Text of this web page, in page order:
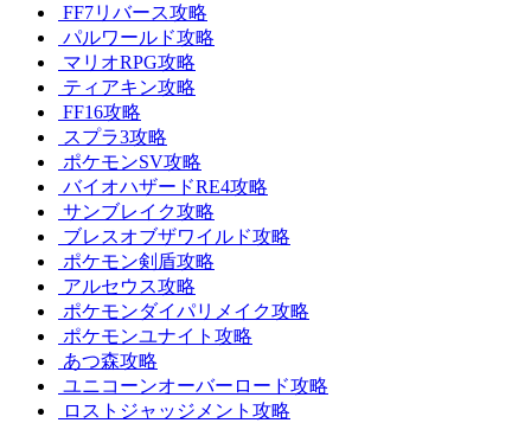
FF7リバース攻略
パルワールド攻略
マリオRPG攻略
ティアキン攻略
FF16攻略
スプラ3攻略
ポケモンSV攻略
バイオハザードRE4攻略
サンブレイク攻略
ブレスオブザワイルド攻略
ポケモン剣盾攻略
アルセウス攻略
ポケモンダイパリメイク攻略
ポケモンユナイト攻略
あつ森攻略
ユニコーンオーバーロード攻略
ロストジャッジメント攻略